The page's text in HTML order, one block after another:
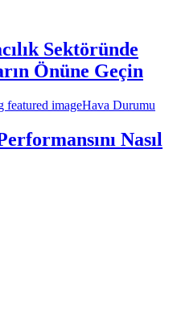
Sektöründe
Önüne Geçin
Hava Durumu
Nasıl